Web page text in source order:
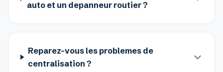
auto et un depanneur routier ?
Reparez-vous les problemes de
centralisation ?